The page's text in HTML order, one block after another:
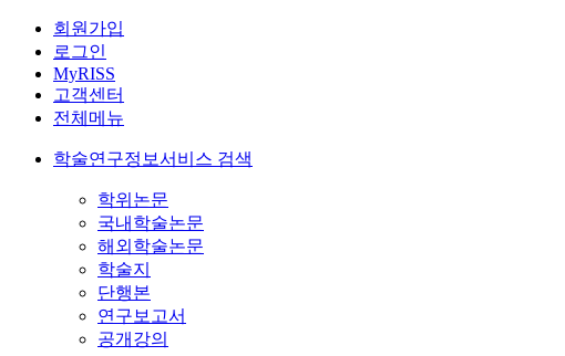
회원가입
로그인
MyRISS
고객센터
전체메뉴
학술연구정보서비스 검색
학위논문
국내학술논문
해외학술논문
학술지
단행본
연구보고서
공개강의